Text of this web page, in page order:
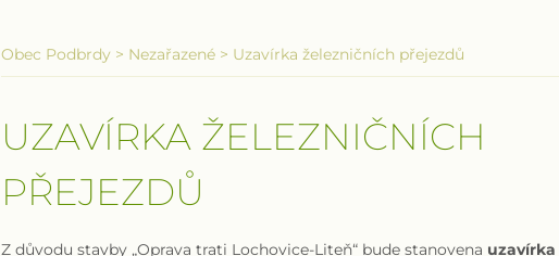
Obec Podbrdy > Nezařazené > Uzavírka železničních přejezdů
UZAVÍRKA ŽELEZNIČNÍCH
PŘEJEZDŮ
Z důvodu stavby „Oprava trati Lochovice-Liteň“ bude stanovena uzavírka